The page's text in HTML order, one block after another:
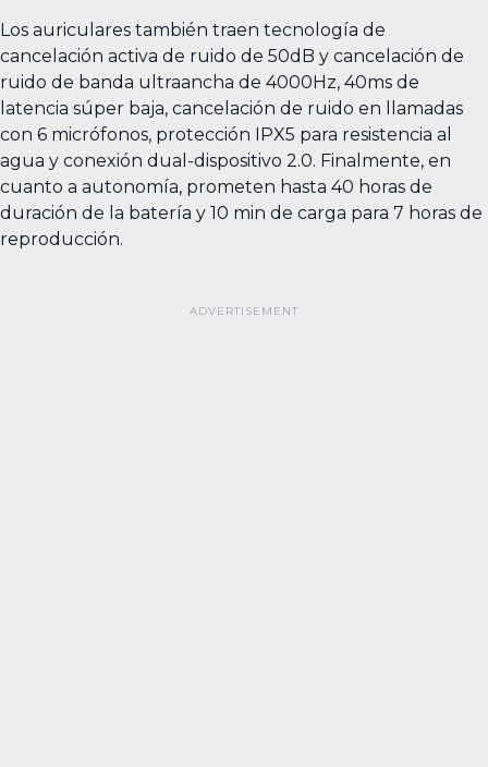
Los auriculares también traen tecnología de
cancelación activa de ruido de 50dB y cancelación de
ruido de banda ultraancha de 4000Hz, 40ms de
latencia súper baja, cancelación de ruido en llamadas
con 6 micrófonos, protección IPX5 para resistencia al
agua y conexión dual-dispositivo 2.0. Finalmente, en
cuanto a autonomía, prometen hasta 40 horas de
duración de la batería y 10 min de carga para 7 horas de
reproducción.